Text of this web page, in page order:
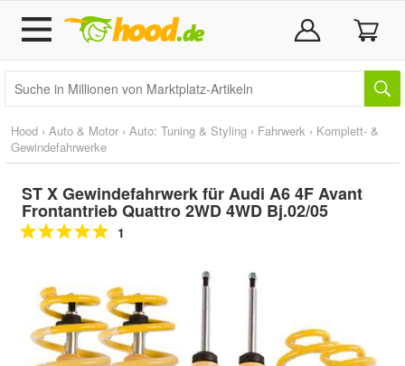
Hood › Auto & Motor › Auto: Tuning & Styling › Fahrwerk › Komplett- &
Gewindefahrwerke
ST X Gewindefahrwerk für Audi A6 4F Avant
Frontantrieb Quattro 2WD 4WD Bj.02/05
1